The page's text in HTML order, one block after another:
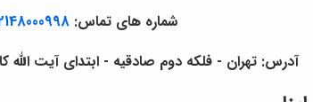
شماره های تماس:
آدرس: تهران - فلکه دوم صادقیه - ابتدای آیت الله کاشانی -